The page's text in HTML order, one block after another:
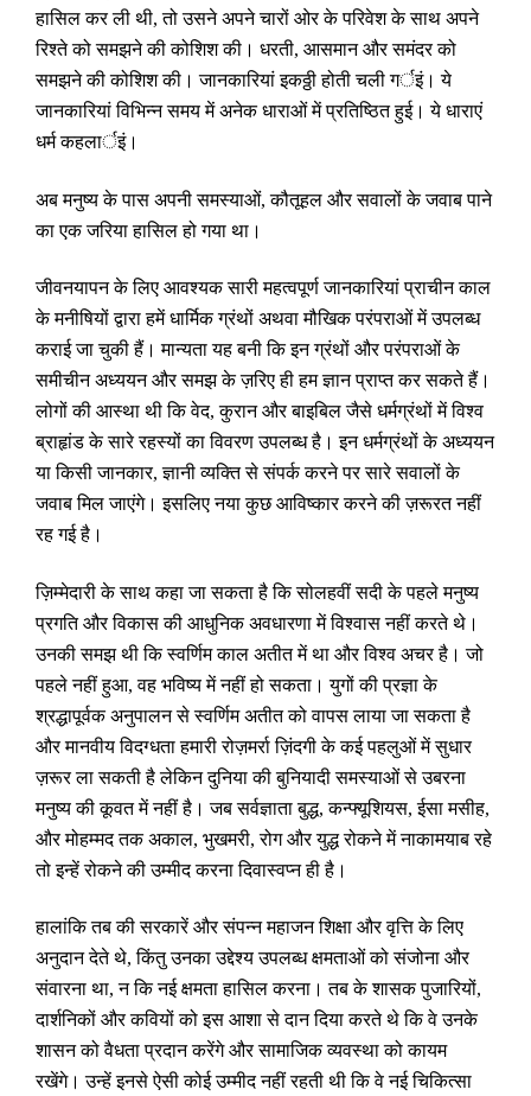
हासिल कर ली थी,तो उसने अपने चारों ओर के परिवेश के साथ अपने
रिश्ते को समझने की कोशिश की। धरती, आसमान और समंदर को
समझने की कोशिश की। जानकारियां इकठ्ठी होती चली गर्इं। ये
जानकारियां विभिन्न समय में अनेक धाराओं में प्रतिष्ठित हुई। ये धाराएं
धर्म कहलार्इं।
अब मनुष्य के पास अपनी समस्याओं,कौतूहल और सवालों के जवाब पाने
का एक जरिया हासिल हो गया था।
जीवनयापन के लिए आवश्यक सारी महत्वपूर्ण जानकारियां प्राचीन काल
के मनीषियों द्वारा हमें धार्मिक ग्रंथों अथवा मौखिक परंपराओं में उपलब्ध
कराई जा चुकी हैं। मान्यता यह बनी कि इन ग्रंथों और परंपराओं के
समीचीन अध्ययन और समझ के ज़रिए ही हम ज्ञान प्राप्त कर सकते हैं।
लोगों की आस्था थी कि वेद,कुरान और बाइबिल जैसे धर्मग्रंथों में विश्व
ब्राहृांड के सारे रहस्यों का विवरण उपलब्ध है। इन धर्मग्रंथों के अध्ययन
या किसी जानकार,ज्ञानी व्यक्ति से संपर्क करने पर सारे सवालों के
जवाब मिल जाएंगे। इसलिए नया कुछ आविष्कार करने की ज़रूरत नहीं
रह गई है।
ज़िम्मेदारी के साथ कहा जा सकता है कि सोलहवीं सदी के पहले मनुष्य
प्रगति और विकास की आधुनिक अवधारणा में विश्वास नहीं करते थे।
उनकी समझ थी कि स्वर्णिम काल अतीत में था और विश्व अचर है। जो
पहले नहीं हुआ,वह भविष्य में नहीं हो सकता। युगों की प्रज्ञा के
श्रद्धापूर्वक अनुपालन से स्वर्णिम अतीत को वापस लाया जा सकता है
और मानवीय विदग्धता हमारी रोज़मर्रा ज़िंदगी के कई पहलुओं में सुधार
ज़रूर ला सकती है लेकिन दुनिया की बुनियादी समस्याओं से उबरना
मनुष्य की कूवत में नहीं है। जब सर्वज्ञाता बुद्ध,कन्फ्यूशियस,ईसा मसीह,
और मोहम्मद तक अकाल, भुखमरी,रोग और युद्ध रोकने में नाकामयाब रहे
तो इन्हें रोकने की उम्मीद करना दिवास्वप्न ही है।
हालांकि तब की सरकारें और संपन्न महाजन शिक्षा और वृत्ति के लिए
अनुदान देते थे,किंतु उनका उद्देश्य उपलब्ध क्षमताओं को संजोना और
संवारना था,न कि नई क्षमता हासिल करना। तब के शासक पुजारियों,
दार्शनिकों और कवियों को इस आशा से दान दिया करते थे कि वे उनके
शासन को वैधता प्रदान करेंगे और सामाजिक व्यवस्था को कायम
रखेंगे। उन्हें इनसे ऐसी कोई उम्मीद नहीं रहती थी कि वे नई चिकित्सा